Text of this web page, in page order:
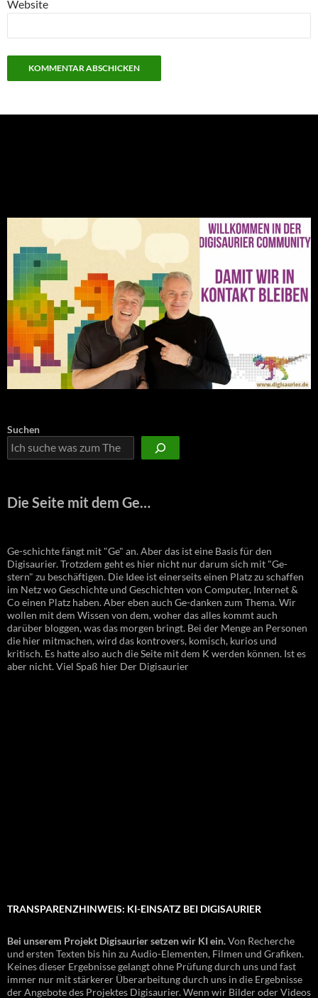
Website
Suchen
Die Seite mit dem Ge…
Ge-schichte fängt mit "Ge" an. Aber das ist eine Basis für den
Digisaurier. Trotzdem geht es hier nicht nur darum sich mit "Ge-
stern" zu beschäftigen. Die Idee ist einerseits einen Platz zu schaffen
im Netz wo Geschichte und Geschichten von Computer, Internet &
Co einen Platz haben. Aber eben auch Ge-danken zum Thema. Wir
wollen mit dem Wissen von dem, woher das alles kommt auch
darüber bloggen, was das morgen bringt. Bei der Menge an Personen
die hier mitmachen, wird das kontrovers, komisch, kurios und
kritisch. Es hatte also auch die Seite mit dem K werden können. Ist es
aber nicht. Viel Spaß hier Der Digisaurier
TRANSPARENZHINWEIS: KI-EINSATZ BEI DIGISAURIER
Bei unserem Projekt Digisaurier setzen wir KI ein.Von Recherche
und ersten Texten bis hin zu Audio-Elementen, Filmen und Grafiken.
Keines dieser Ergebnisse gelangt ohne Prüfung durch uns und fast
immer nur mit stärkerer Überarbeitung durch uns in die Ergebnisse
der Angebote des Projektes Digisaurier. Wenn wir Bilder oder Videos